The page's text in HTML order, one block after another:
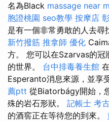
名為Black massage near
胞證桃園 seo教學 按摩店
是有一個非常勇敢的人去尋
新竹撥筋 推拿師 優化
方。 您可以在Szarvas的冠
的世界。 台中排毒養生館
Esperanto消息來源，並享
薦ptt 從Biatorbágy開始，
殊的岩石形狀。 記帳士 考
的酒窖正在等待您的到來。